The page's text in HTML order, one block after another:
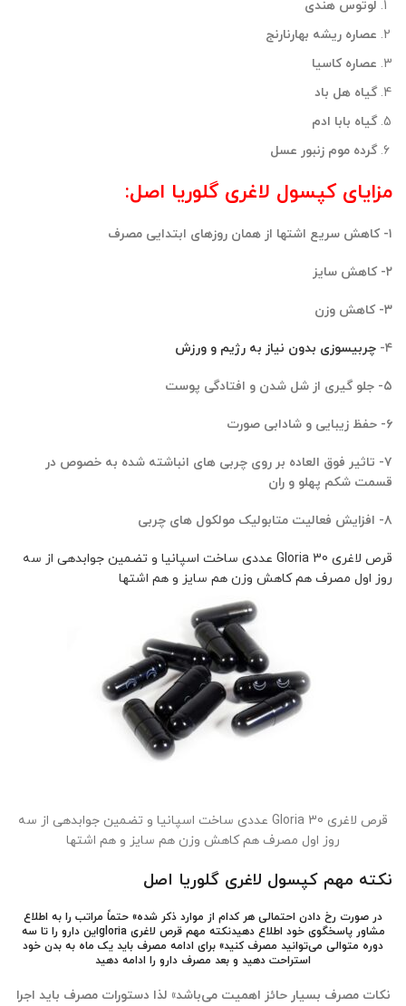
لوتوس هندی
عصاره ریشه بهارنارنج
عصاره کاسیا
گیاه هل باد
گیاه بابا ادم
گرده موم زنبور عسل
مزایای کپسول لاغری گلوریا اصل:
۱- کاهش سریع اشتها از همان روزهای ابتدایی مصرف
۲- کاهش سایز
۳- کاهش وزن
۴- چربیسوزی بدون نیاز به رژیم و ورزش
۵- جلو گیری از شل شدن و افتادگی پوست
۶- حفظ زیبایی و شادابی صورت
۷- تاثیر فوق العاده بر روی چربی های انباشته شده به خصوص در
قسمت شکم پهلو و ران
۸- افزایش فعالیت متابولیک مولکول های چربی
قرص لاغری Gloria 30 عددی ساخت اسپانیا و تضمین جوابدهی از سه
روز اول مصرف هم کاهش وزن هم سایز و هم اشتها
قرص لاغری Gloria 30 عددی ساخت اسپانیا و تضمین جوابدهی از سه
روز اول مصرف هم کاهش وزن هم سایز و هم اشتها
نکته مهم کپسول لاغری گلوریا اصل
در صورت رخ دادن احتمالی هر کدام از موارد ذکر شده» حتماً مراتب را به اطلاع
مشاور پاسخگوی خود اطلاع دهیدنکته مهم قرص لاغری gloria
این دارو را تا سه
دوره متوالی می‌توانید مصرف کنید» برای ادامه مصرف باید یک ماه به بدن خود
استراحت دهید و بعد مصرف دارو را ادامه دهید
نکات مصرف بسیار حائز اهمیت می‌باشد» لذا دستورات مصرف باید اجرا